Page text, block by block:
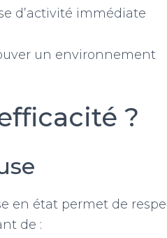
d’activité immédiate
un environnement
?
en état permet de
de :